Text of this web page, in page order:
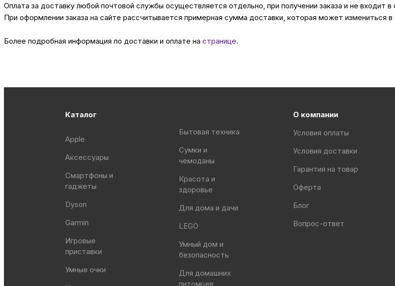
Оплата за доставку любой почтовой службы осуществляется отдельно, при получении заказа и не входит в
При оформлении заказа на сайте рассчитывается примерная сумма доставки, которая может измениться в
Более подробная информация по доставки и оплате на странице.
Каталог
Apple
Аксессуары
Смартфоны и
гаджеты
Dyson
Garmin
Игровые
приставки
Умные очки
Бытовая техника
Сумки и
чемоданы
Красота и
здоровье
Для дома и дачи
LEGO
Умный дом и
безопасность
Для домашних
питомцев
О компании
Условия оплаты
Условия доставки
Гарантия на товар
Оферта
Блог
Вопрос-ответ